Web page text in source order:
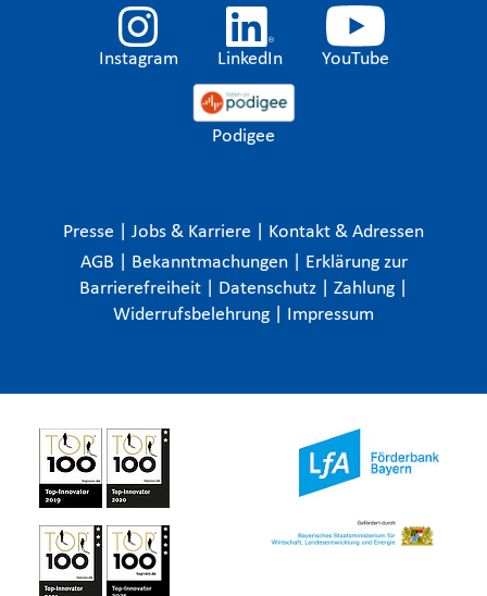
Instagram LinkedIn YouTube
Podigee
Presse Jobs & Karriere
Kontakt & Adressen
AGB
Bekanntmachungen
Erklärung zur
Barrierefreiheit
Datenschutz Zahlung
Widerrufsbelehrung
Impressum